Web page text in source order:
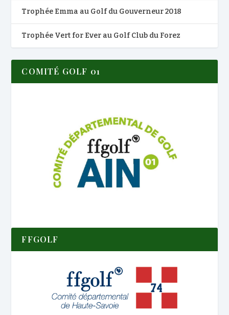
Trophée Emma au Golf du Gouverneur 2018
Trophée Vert for Ever au Golf Club du Forez
COMITÉ GOLF 01
FFGOLF